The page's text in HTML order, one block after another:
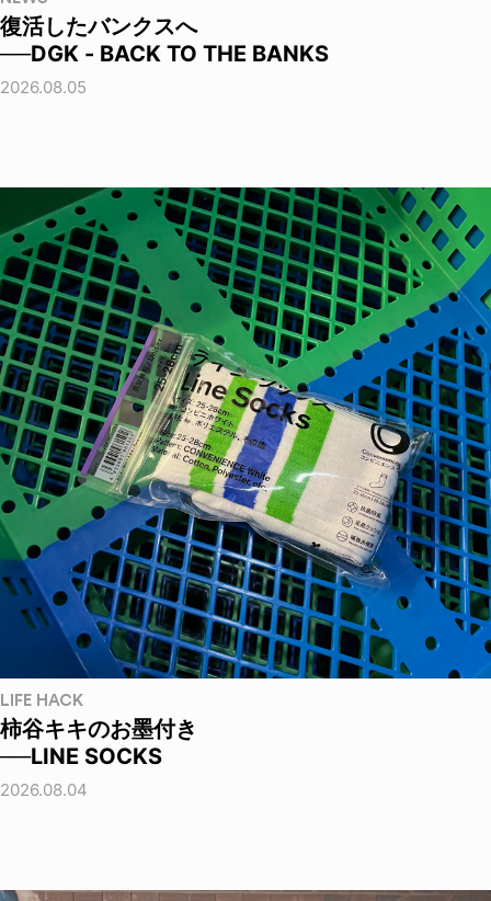
復活したバンクスへ
──DGK - BACK TO THE BANKS
2026.08.05
LIFE HACK
柿谷キキのお墨付き
──LINE SOCKS
2026.08.04